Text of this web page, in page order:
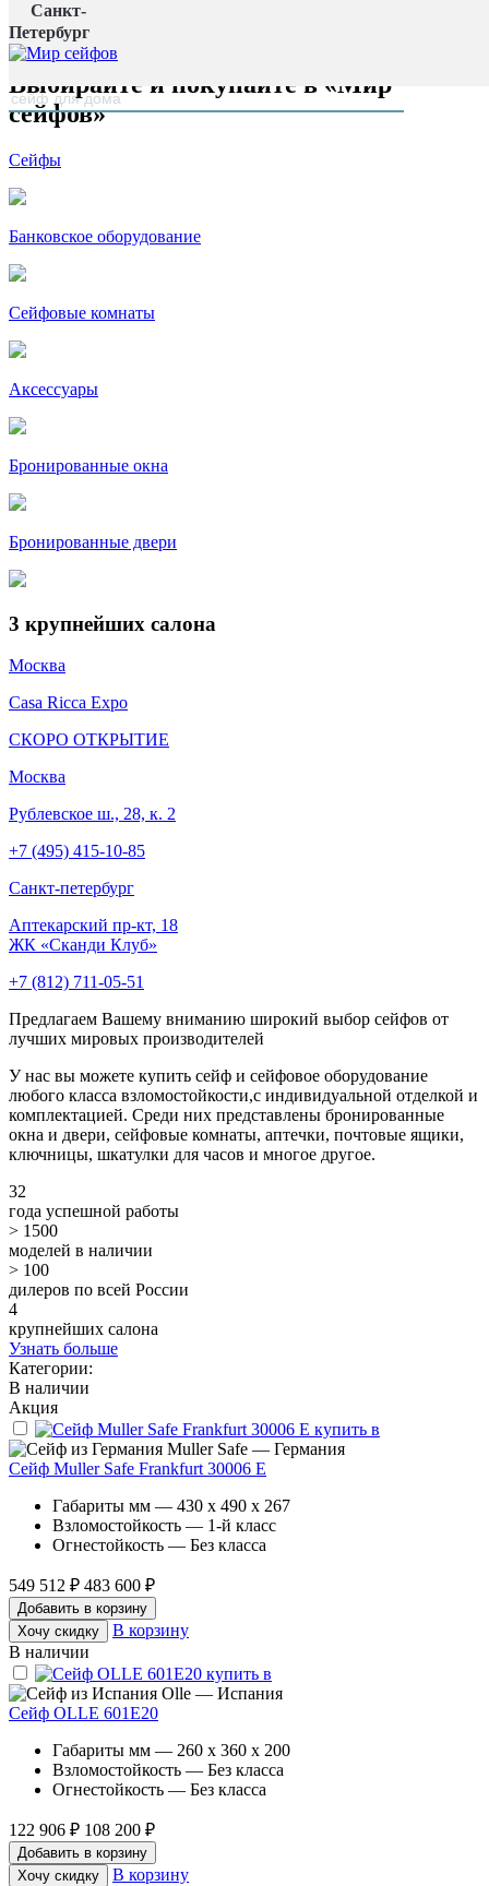
Санкт-
Петербург
Главная страница
наверх
Выбирайте и покупайте в «Мир
сейфов»
Сейфы
Банковское оборудование
Сейфовые комнаты
Аксессуары
Бронированные окна
Бронированные двери
3 крупнейших салона
Москва
Casa Ricca Expo
СКОРО ОТКРЫТИЕ
Москва
Рублевское ш., 28, к. 2
+7 (495) 415-10-85
Cанкт-петербург
Аптекарский пр-кт, 18
ЖК «Сканди Клуб»
+7 (812) 711-05-51
Предлагаем Вашему вниманию широкий выбор сейфов от
лучших мировых производителей
У нас вы можете купить сейф и сейфовое оборудование
любого класса взломостойкости,с индивидуальной отделкой и
комплектацией. Среди них представлены бронированные
окна и двери, сейфовые комнаты, аптечки, почтовые ящики,
ключницы, шкатулки для часов и многое другое.
32
года успешной работы
> 1500
моделей в наличии
> 100
дилеров по всей России
4
крупнейших салона
Узнать больше
Категории:
В наличии
Акция
Muller Safe — Германия
Сейф Muller Safe Frankfurt 30006 E
Габариты мм — 430 x 490 x 267
Взломостойкость — 1-й класс
Огнестойкость — Без класса
549 512 ₽ 483 600 ₽
Добавить в корзину
Хочу скидку
В корзину
В наличии
Olle — Испания
Сейф OLLE 601E20
Габариты мм — 260 x 360 x 200
Взломостойкость — Без класса
Огнестойкость — Без класса
122 906 ₽ 108 200 ₽
Добавить в корзину
Хочу скидку
В корзину